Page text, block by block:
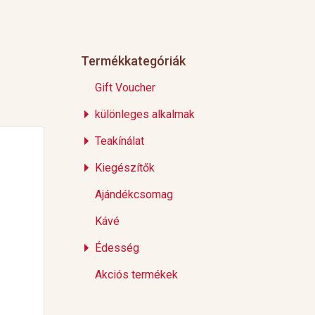
Termékkategóriák
Gift Voucher
különleges alkalmak
Teakínálat
Kiegészítők
Ajándékcsomag
Kávé
Édesség
Akciós termékek